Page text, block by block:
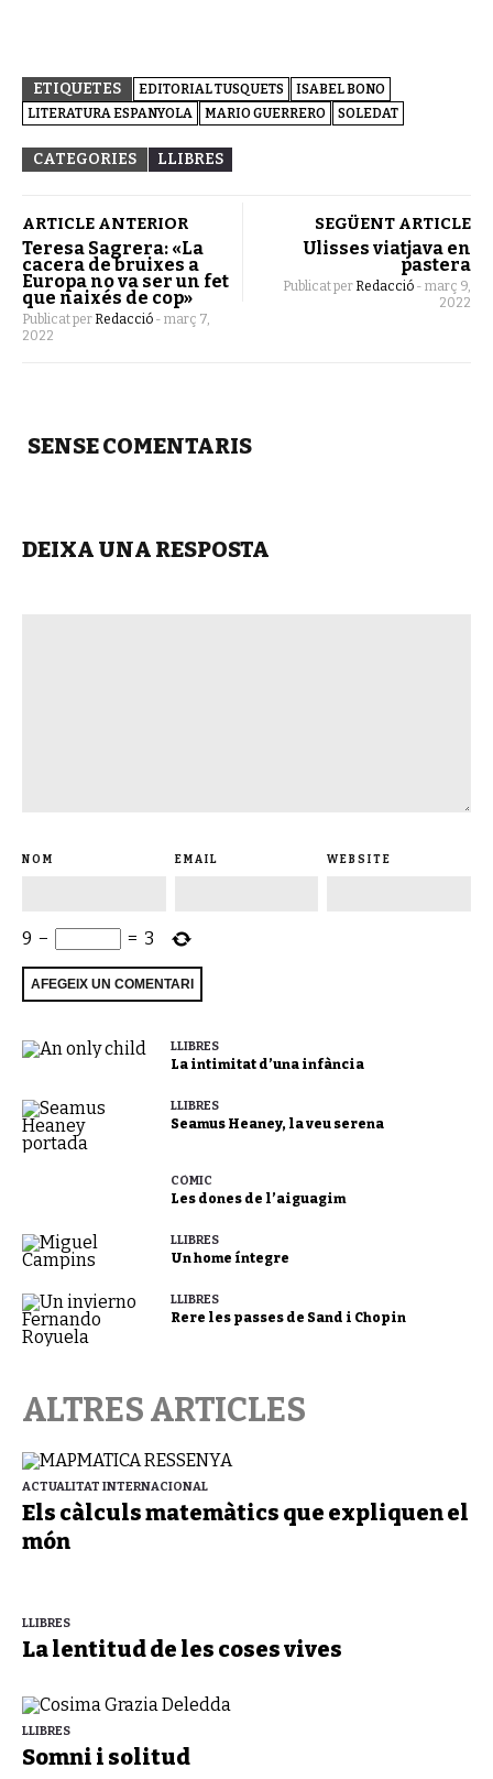
ETIQUETES EDITORIAL TUSQUETS
ISABEL BONO
LITERATURA ESPANYOLA
MARIO GUERRERO SOLEDAT
CATEGORIES LLIBRES
ARTICLE ANTERIOR
Teresa Sagrera: «La
cacera de bruixes a
Europa no va ser un fet
que naixés de cop»
Publicat per Redacció - març 7,
2022
SEGÜENT ARTICLE
Ulisses viatjava en
pastera
Publicat per Redacció - març 9,
2022
SENSE COMENTARIS
DEIXA UNA RESPOSTA
NOM EMAIL WEBSITE
9 − = 3
LLIBRES
La intimitat d’una infància
LLIBRES
Seamus Heaney, la veu serena
CÒMIC
Les dones de l’aiguagim
LLIBRES
Un home íntegre
LLIBRES
Rere les passes de Sand i Chopin
ALTRES ARTICLES
ACTUALITAT INTERNACIONAL
Els càlculs matemàtics que expliquen el
món
LLIBRES
La lentitud de les coses vives
LLIBRES
Somni i solitud